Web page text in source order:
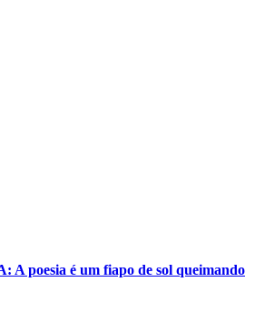
A poesia é um fiapo de sol queimando